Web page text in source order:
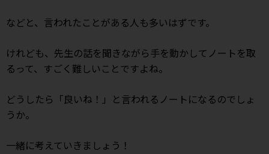
などと、言われたことがある人も多いはずです。
けれども、先生の話を聞きながら手を動かしてノートを取
るって、すごく難しいことですよね。
どうしたら「良いね！」と言われるノートになるのでしょ
うか。
一緒に考えていきましょう！